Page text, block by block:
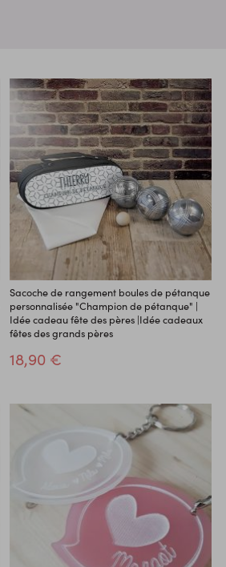
Sacoche de rangement boules de pétanque
personnalisée "Champion de pétanque" |
Idée cadeau fête des pères |Idée cadeaux
fêtes des grands pères
18,90 €